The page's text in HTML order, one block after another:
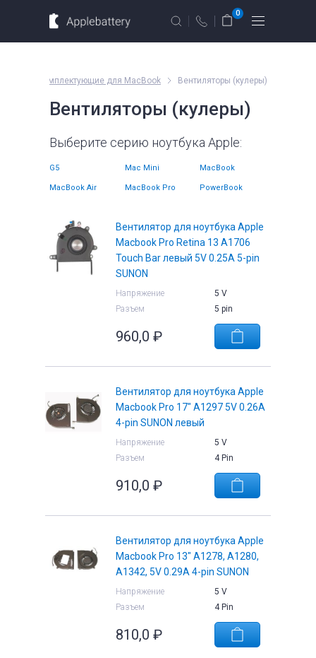
Москва Санкт-Петербург
г. Москва, ул. Ткацкая, 5с3 (м.
Семеновская)
+7 495 414 28 79
09.00 - 21.00
оформление
заказов по
телефону
0
Для планшетов
Введите название устройства, модель или серию
Комплектующие для MacBook Вентиляторы (кулеры)
Вентиляторы (кулеры)
Выберите серию ноутбука Apple:
G5 Mac Mini MacBook
MacBook Air MacBook Pro PowerBook
Вентилятор для ноутбука Apple
Macbook Pro Retina 13 A1706
Touch Bar левый 5V 0.25A 5-pin
SUNON
Напряжение
5 V
Разъем
5 pin
960,0 ₽
Вентилятор для ноутбука Apple
Macbook Pro 17" A1297 5V 0.26A
4-pin SUNON левый
Напряжение
5 V
Разъем
4 Pin
910,0 ₽
Вентилятор для ноутбука Apple
Macbook Pro 13" A1278, A1280,
A1342, 5V 0.29A 4-pin SUNON
Напряжение
5 V
Разъем
4 Pin
810,0 ₽